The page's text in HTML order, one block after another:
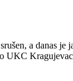
a danas
UKC